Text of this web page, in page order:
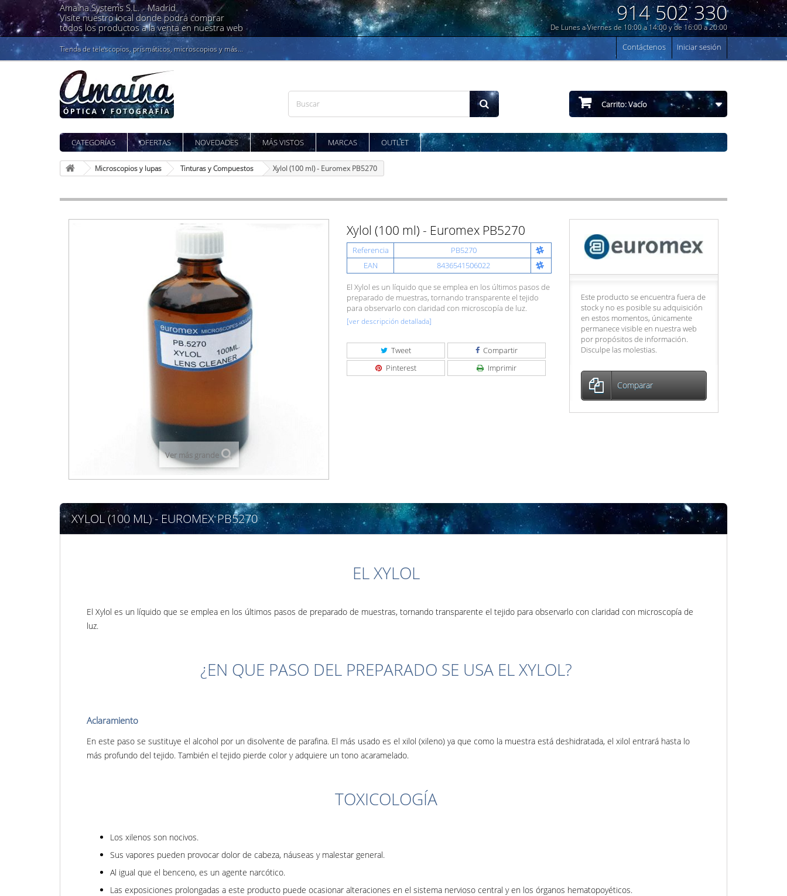
Amaina Systems S.L. -Madrid
Visíte nuestro local donde podrá comprar
todos los productos a la venta en nuestra web
914 502 330
De Lunes a Viernes de 10:00 a 14:00 y de 16:00 a 20:00
Iniciar sesión
Contáctenos
Tienda de telescopios, prismáticos, microscopios y más...
Carrito:Vacío
CATEGORÍAS OFERTAS NOVEDADES MÁS VISTOS MARCAS OUTLET
Microscopios y lupas Tinturas y Compuestos Xylol (100 ml) - Euromex PB5270
Ver más grande
Xylol (100 ml) - Euromex PB5270
Referencia
PB5270
EAN
8436541506022
El Xylol es un líquido que se emplea en los últimos pasos de
preparado de muestras, tornando transparente el tejido
para observarlo con claridad con microscopía de luz.
[ver descripción detallada]
Tweet
Compartir
Pinterest
Imprimir
Este producto se encuentra fuera de
stock y no es posible su adquisición
en estos momentos, únicamente
permanece visible en nuestra web
por propósitos de información.
Disculpe las molestias.
Comparar
XYLOL (100 ML) - EUROMEX PB5270
EL XYLOL
El Xylol es un líquido que se emplea en los últimos pasos de preparado de muestras, tornando transparente el tejido para observarlo con claridad con microscopía de
luz.
¿EN QUE PASO DEL PREPARADO SE USA EL XYLOL?
Aclaramiento
En este paso se sustituye el alcohol por un disolvente de parafina. El más usado es el xilol (xileno) ya que como la muestra está deshidratada, el xilol entrará hasta lo
más profundo del tejido. También el tejido pierde color y adquiere un tono acaramelado.
TOXICOLOGÍA
Los xilenos son nocivos.
Sus vapores pueden provocar dolor de cabeza, náuseas y malestar general.
Al igual que el benceno, es un agente narcótico.
Las exposiciones prolongadas a este producto puede ocasionar alteraciones en el sistema nervioso central y en los órganos hematopoyéticos.